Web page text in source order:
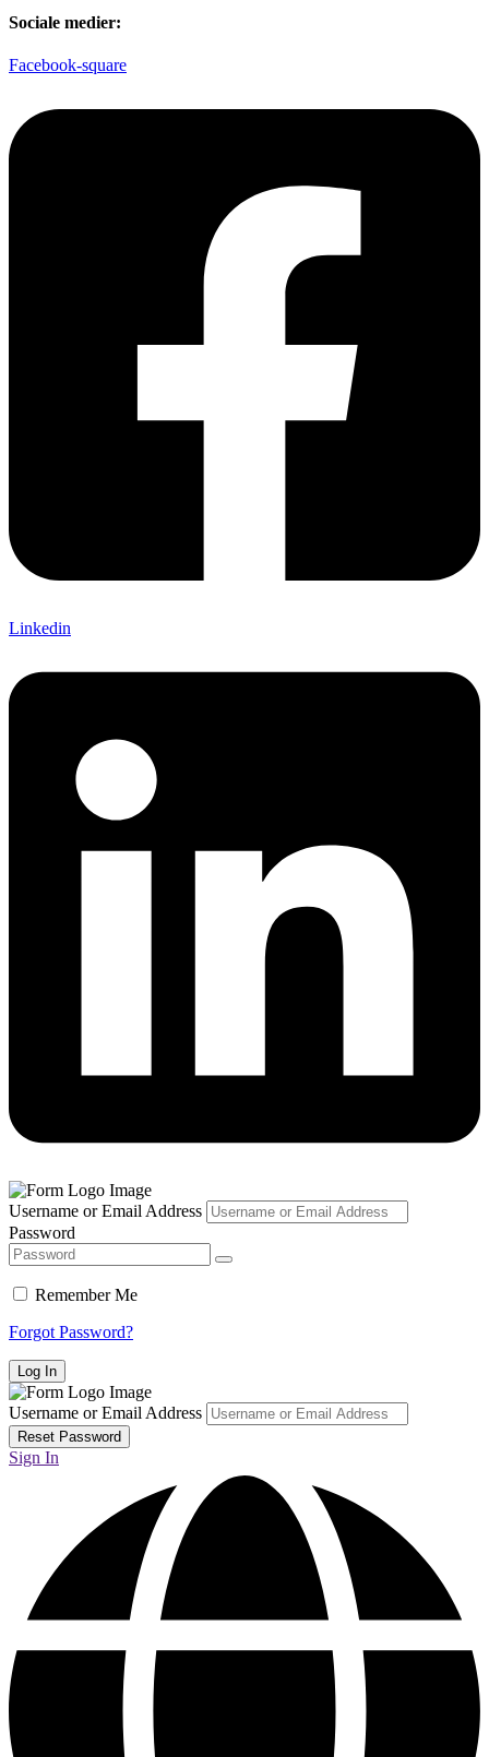
Sociale medier:
Facebook-square
Linkedin
Username or Email Address
Password
Remember Me
Forgot Password?
Username or Email Address
Sign In